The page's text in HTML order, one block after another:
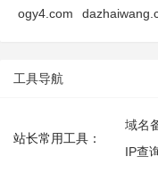
ogy4.com
工具导航
站长常用工具：
域名
IP查